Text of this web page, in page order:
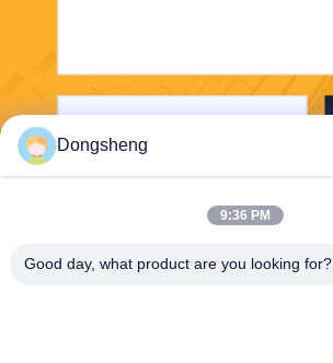
Dongsheng
9:36 PM
Good day, what product are you looking for?